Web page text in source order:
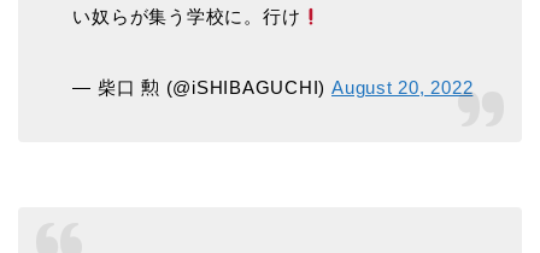
い奴らが集う学校に。行け
— 柴口 勲 (@iSHIBAGUCHI) August 20, 2022